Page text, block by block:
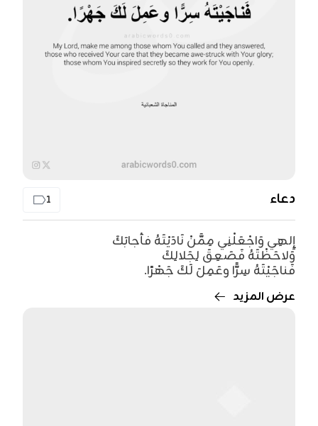
دعاء 1
إِلهِي وَاجْعَلْنِي مِمَّنْ نَادَيْتَهُ فأجابَكَ
وَلاحَظْتَهُ فَصَعِقَ لِجَلالِكَ
فَناجَيْتَهُ سِرًّا وعَمِلَ لَكَ جَهْرًا.
عرض المزيد